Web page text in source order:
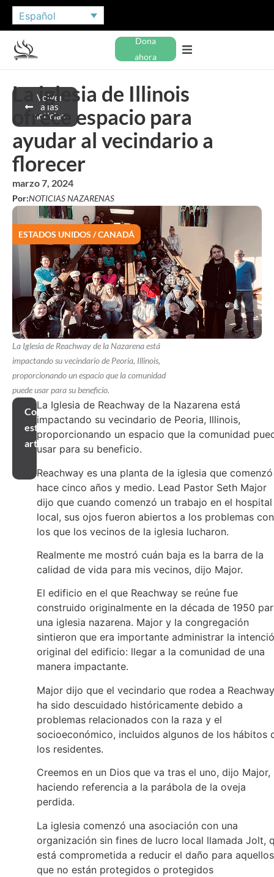
Español
Dona
ahora
Volver
a las
noticias
La iglesia de Illinois
ofrece espacio para
ayudar al vecindario a
florecer
marzo 7, 2024
Por:NOTICIAS NAZARENAS
ESTADOS UNIDOS / CANADÁ
La Iglesia de Reachway de la Nazarena está
impactando su vecindario de Peoria, Illinois,
proporcionando un espacio que la comunidad
puede usar para su beneficio.
Compartir
este
artículo
La Iglesia de Reachway de la Nazarena está
impactando su vecindario de Peoria, Illinois,
proporcionando un espacio que la comunidad
usar para su beneficio.
Reachway es una planta de la iglesia que comenzó
hace cinco años y medio. Lead Pastor Seth Major
dijo que cuando comenzó un trabajo en el hospital
local, sus ojos fueron abiertos a los problemas con
los que los vecinos de la iglesia lucharon.
Realmente me mostró cuán baja es la barra de la
calidad de vida para mis vecinos, dijo Major.
El edificio en el que Reachway se reúne fue
construido originalmente en la década de 1950
una iglesia nazarena. Major y la congregación
sintieron que era importante administrar la
original del edificio: llegar a la comunidad de una
manera impactante.
Major dijo que el vecindario que rodea a Reachway
ha sido descuidado históricamente debido a
problemas relacionados con la raza y el
socioeconómico, incluidos algunos de los hábitos
los residentes.
Creemos en un Dios que va tras el uno, dijo Major,
haciendo referencia a la parábola de la oveja
perdida.
La iglesia comenzó una asociación con una
organización sin fines de lucro local llamada Jolt,
está comprometida a reducir el daño para aquellos
que no están protegidos o protegidos